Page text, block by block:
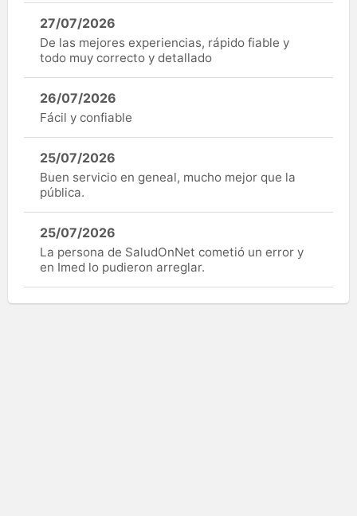
27/07/2026
De las mejores experiencias, rápido fiable y
todo muy correcto y detallado
26/07/2026
Fácil y confiable
25/07/2026
Buen servicio en geneal, mucho mejor que la
pública.
25/07/2026
La persona de SaludOnNet cometió un error y
en Imed lo pudieron arreglar.